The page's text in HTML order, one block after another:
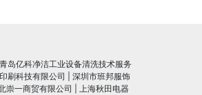
青岛亿科净洁工业设备清洗技术服务
刷科技有限公司
深圳市班邦服饰
崇一商贸有限公司
上海秋田电器